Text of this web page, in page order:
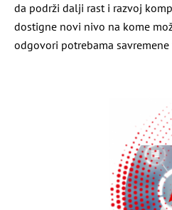
da podrži dalji rast i razvoj
dostigne novi nivo na kome
odgovori potrebama